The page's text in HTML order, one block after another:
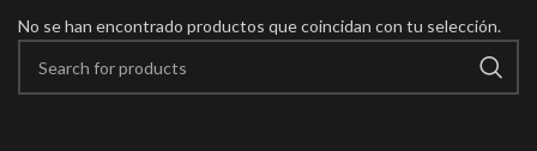
No se han encontrado productos que coincidan con tu selección.